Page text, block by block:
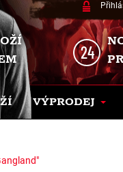
VÝPRODEJ